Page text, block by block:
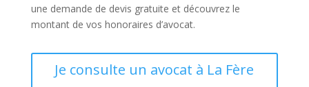
une demande de devis gratuite et découvrez le
montant de vos honoraires d’avocat.
Je consulte un avocat à La Fère